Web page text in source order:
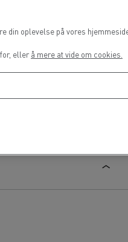
din oplevelse på vores
eller å mere at vide om cookies.